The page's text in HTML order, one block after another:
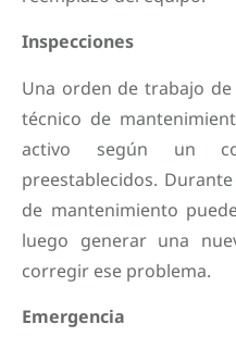
Inspecciones
Una orden de trabajo
técnico de
activo según un
preestablecidos.
de mantenimiento
luego generar una
corregir ese problema.
Emergencia